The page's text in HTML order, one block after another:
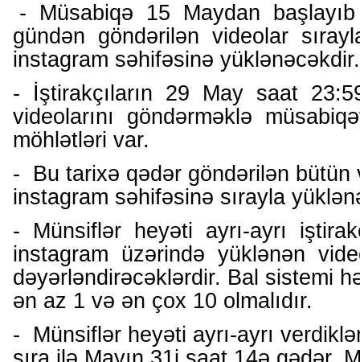
- Müsabiqə 15 Maydan
gündən göndərilən videolar
instagram səhifəsinə yüklənəcəkdir.
- İştirakçıların 29 May saat
videolarını göndərməklə
möhlətləri var.
- Bu tarixə qədər göndərilən bütün
instagram səhifəsinə sırayla
- Münsiflər heyəti ayrı-ayrı
instagram üzərində yüklənən
dəyərləndirəcəklərdir. Bal sistemi
ən az 1 və ən çox 10 olmalıdır.
- Münsiflər heyəti ayrı-ayrı